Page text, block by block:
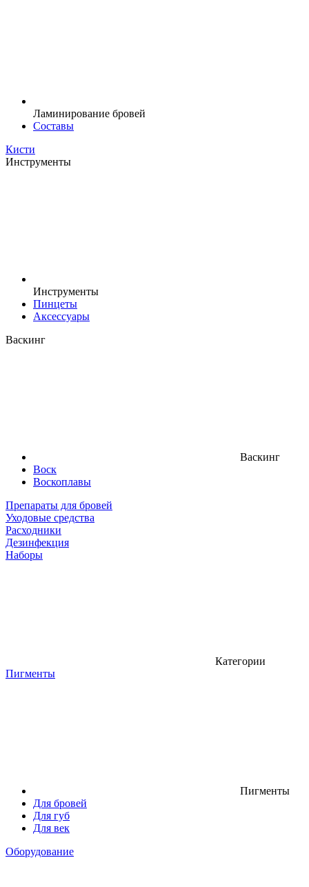
Ламинирование бровей
Составы
Кисти
Инструменты
Инструменты
Пинцеты
Аксессуары
Васкинг
Васкинг
Воск
Воскоплавы
Препараты для бровей
Уходовые средства
Расходники
Дезинфекция
Наборы
Категории
Пигменты
Пигменты
Для бровей
Для губ
Для век
Оборудование